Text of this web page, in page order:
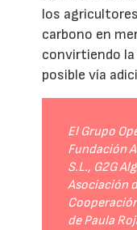
los
carbono en
convirtiendo
posible vía
El Grupo
Fundación
S.L., G2G
Asociación
de Paula